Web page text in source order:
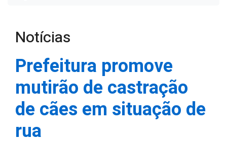
Notícias
Prefeitura promove
mutirão de castração
de cães em situação de
rua